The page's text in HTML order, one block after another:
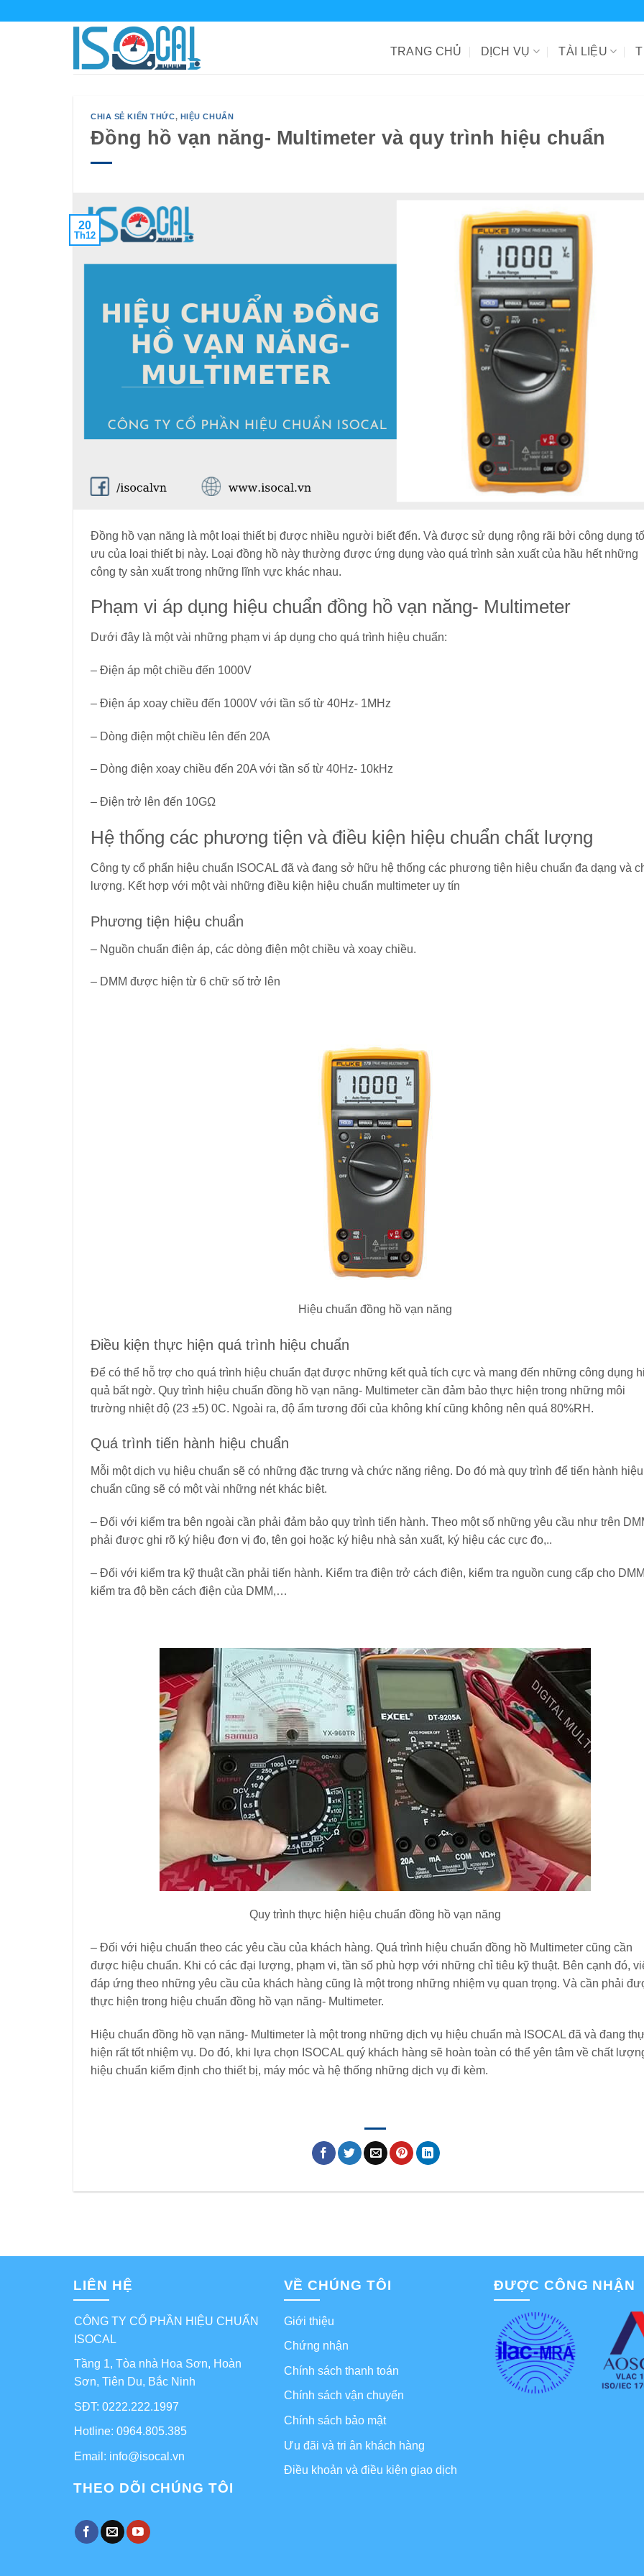
TRANG CHỦ DỊCH VỤ TÀI LIỆU
CHIA SẺ KIẾN THỨC, HIỆU CHUẨN
Đồng hồ vạn năng- Multimeter và quy trình hiệu chuẩn
20
Th12
Đồng hồ vạn năng là một loại thiết bị được nhiều người biết đến. Và được sử dụng rộng rãi bởi công dụng
ưu của loại thiết bị này. Loại đồng hồ này thường được ứng dụng vào quá trình sản xuất của hầu hết những
công ty sản xuất trong những lĩnh vực khác nhau.
Phạm vi áp dụng hiệu chuẩn đồng hồ vạn năng- Multimeter
Dưới đây là một vài những phạm vi áp dụng cho quá trình hiệu chuẩn:
– Điện áp một chiều đến 1000V
– Điện áp xoay chiều đến 1000V với tần số từ 40Hz- 1MHz
– Dòng điện một chiều lên đến 20A
– Dòng điện xoay chiều đến 20A với tần số từ 40Hz- 10kHz
– Điện trở lên đến 10GΩ
Hệ thống các phương tiện và điều kiện hiệu chuẩn chất lượng
Công ty cổ phẩn hiệu chuẩn ISOCAL đã và đang sở hữu hệ thống các phương tiện hiệu chuẩn đa dạng và
lượng. Kết hợp với một vài những điều kiện hiệu chuẩn multimeter uy tín
Phương tiện hiệu chuẩn
– Nguồn chuẩn điện áp, các dòng điện một chiều và xoay chiều.
– DMM được hiện từ 6 chữ số trở lên
Hiệu chuẩn đồng hồ vạn năng
Điều kiện thực hiện quá trình hiệu chuẩn
Để có thể hỗ trợ cho quá trình hiệu chuẩn đạt được những kết quả tích cực và mang đến những công dụng
quả bất ngờ. Quy trình hiệu chuẩn đồng hồ vạn năng- Multimeter cần đảm bảo thực hiện trong những môi
trường nhiệt độ (23 ±5) 0C. Ngoài ra, độ ẩm tương đối của không khí cũng không nên quá 80%RH.
Quá trình tiến hành hiệu chuẩn
Mỗi một dịch vụ hiệu chuẩn sẽ có những đặc trưng và chức năng riêng. Do đó mà quy trình để tiến hành hiệu
chuẩn cũng sẽ có một vài những nét khác biệt.
– Đối với kiểm tra bên ngoài cần phải đảm bảo quy trình tiến hành. Theo một số những yêu cầu như trên
phải được ghi rõ ký hiệu đơn vị đo, tên gọi hoặc ký hiệu nhà sản xuất, ký hiệu các cực đo,..
– Đối với kiểm tra kỹ thuật cần phải tiến hành. Kiểm tra điện trở cách điện, kiểm tra nguồn cung cấp cho
kiểm tra độ bền cách điện của DMM,…
Quy trình thực hiện hiệu chuẩn đồng hồ vạn năng
– Đối với hiệu chuẩn theo các yêu cầu của khách hàng. Quá trình hiệu chuẩn đồng hồ Multimeter cũng cần
được hiệu chuẩn. Khi có các đại lượng, phạm vi, tần số phù hợp với những chỉ tiêu kỹ thuật. Bên cạnh đó,
đáp ứng theo những yêu cầu của khách hàng cũng là một trong những nhiệm vụ quan trọng. Và cần phải
thực hiện trong hiệu chuẩn đồng hồ vạn năng- Multimeter.
Hiệu chuẩn đồng hồ vạn năng- Multimeter là một trong những dịch vụ hiệu chuẩn mà ISOCAL đã và đang
hiện rất tốt nhiệm vụ. Do đó, khi lựa chọn ISOCAL quý khách hàng sẽ hoàn toàn có thể yên tâm về chất
hiệu chuẩn kiểm định cho thiết bị, máy móc và hệ thống những dịch vụ đi kèm.
LIÊN HỆ
CÔNG TY CỔ PHẦN HIỆU CHUẨN
ISOCAL
Tầng 1, Tòa nhà Hoa Sơn, Hoàn
Sơn, Tiên Du, Bắc Ninh
SĐT: 0222.222.1997
Hotline: 0964.805.385
Email: info@isocal.vn
THEO DÕI CHÚNG TÔI
VỀ CHÚNG TÔI
Giới thiệu
Chứng nhận
Chính sách thanh toán
Chính sách vận chuyển
Chính sách bảo mật
Ưu đãi và tri ân khách hàng
Điều khoản và điều kiện giao dịch
ĐƯỢC CÔNG NHẬN